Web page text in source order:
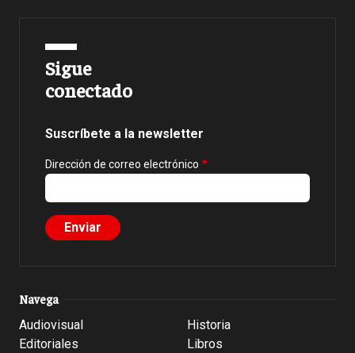
Sigue
conectado
Suscríbete a la newsletter
Dirección de correo electrónico
Navega
Audiovisual
Editoriales
Historia
Libros